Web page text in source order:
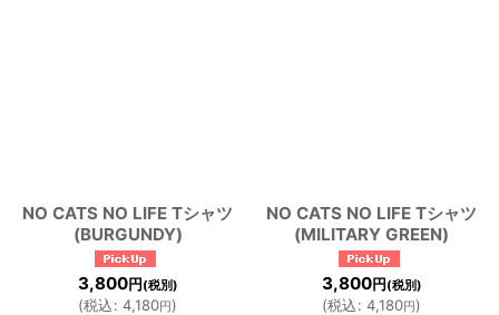
NO CATS NO LIFE Tシャツ
(BURGUNDY)
3,800円 (税別)
(税込: 4,180円)
NO CATS NO LIFE Tシャツ
(MILITARY GREEN)
3,800円 (税別)
(税込: 4,180円)